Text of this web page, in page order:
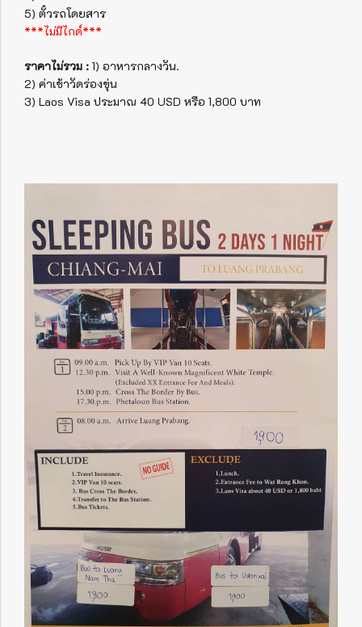
5) ตั๋วรถโดยสาร
***ไม่มีไกด์***
ราคาไม่รวม : 1) อาหารกลางวัน.
2) ค่าเข้าวัดร่องขุ่น
3) Laos Visa ประมาณ 40 USD หรือ 1,800 บาท